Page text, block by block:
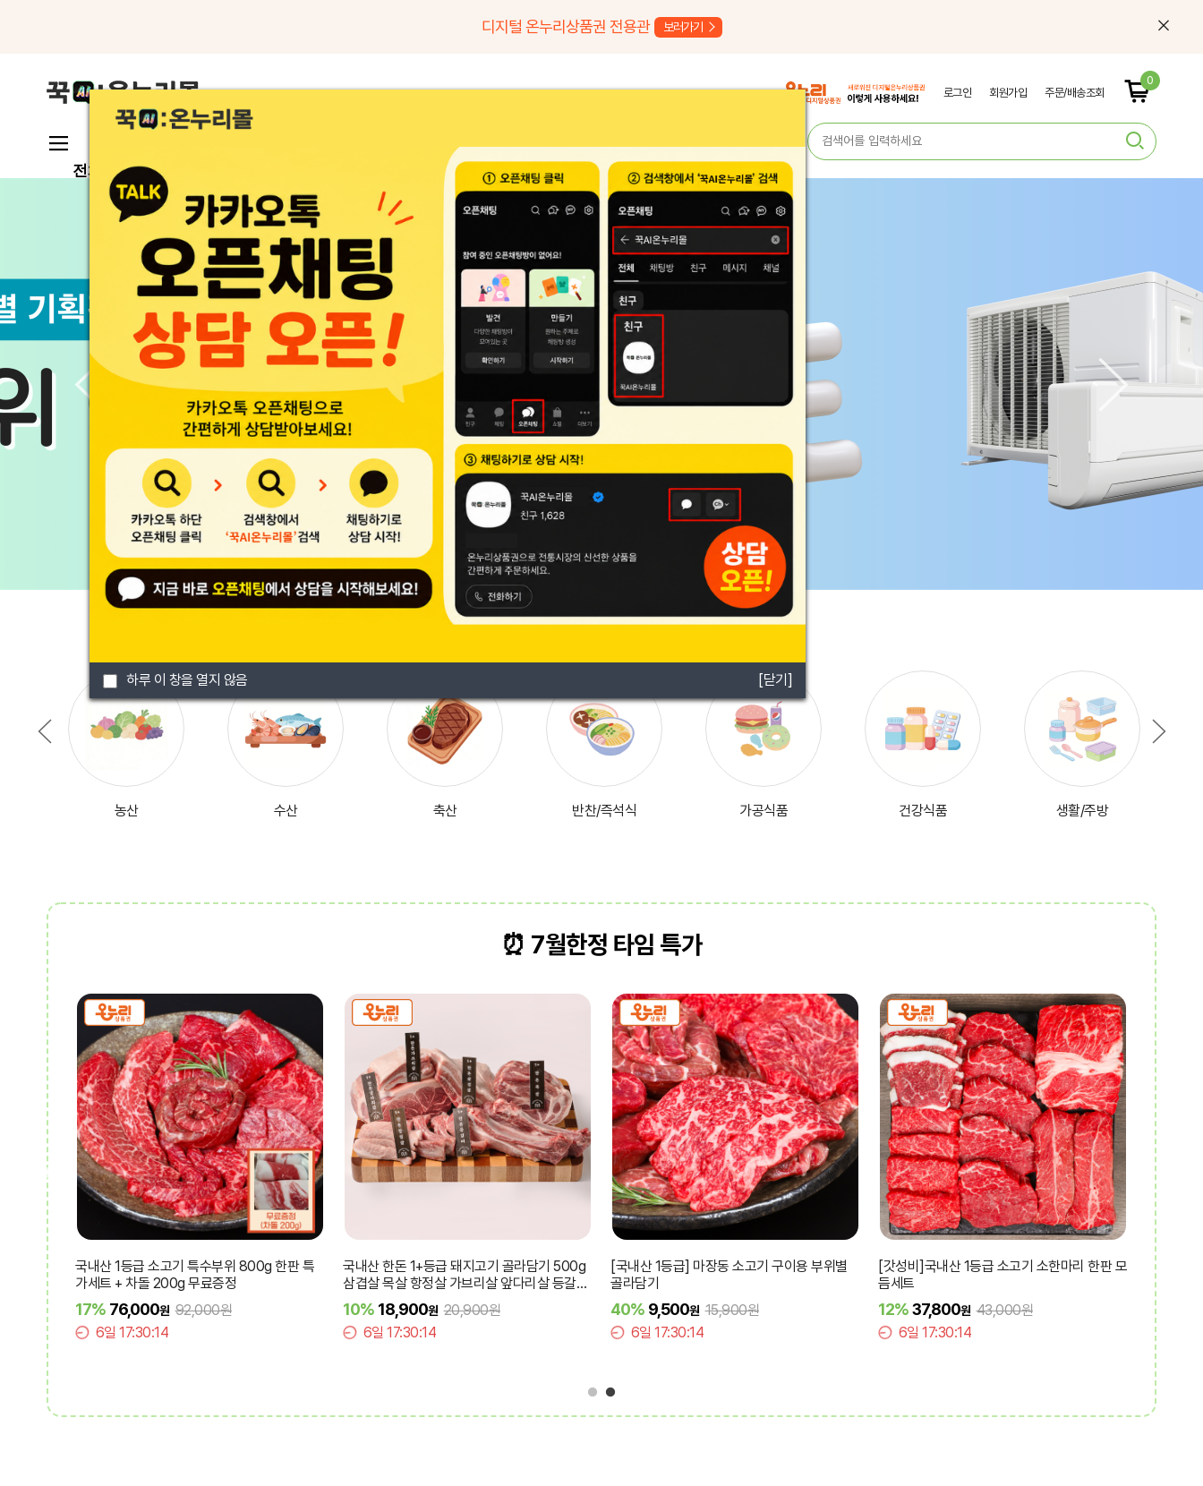
하루 이 창을 열지 않음 [닫기]
하루 이 창을 열지 않음 [닫기]
디지털 온누리상품권 전용관 보러가기
고객센터
로그인 회원가입 주문/배송조회
0
전체카테고리
농산 수산 축산 반찬/즉석식 가공식품 건강식품 생활/주방
⏰ 7월한정 타임 특가
장동 소고기 구이용 부위별
15,900원
[갓성비]국내산 1등급 소고기 소한마리 한판 모
듬세트
12%37,800
[오대복]40년전통 국내산 수제 닭꼬치 모음전
4종 택1
9%12,900
직화 무뼈 불 닭발 로제 200g 국내산 닭발사용
18%9,900
[청년축산]국내산 돼지 수제 양념불고
9%15,900